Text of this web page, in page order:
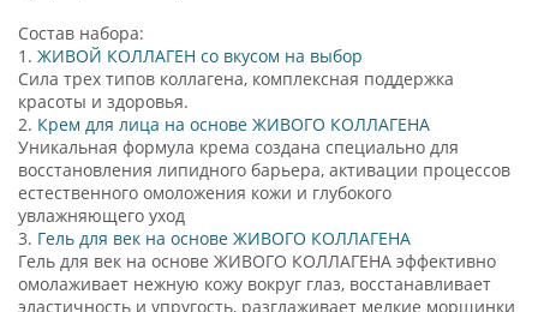
Состав набора:
1. ЖИВОЙ КОЛЛАГЕН со вкусом на выбор
Сила трех типов коллагена, комплексная поддержка
красоты и здоровья.
2. Крем для лица на основе ЖИВОГО КОЛЛАГЕНА
Уникальная формула крема создана специально для
восстановления липидного барьера, активации процессов
естественного омоложения кожи и глубокого
увлажняющего уход
3. Гель для век на основе ЖИВОГО КОЛЛАГЕНА
Гель для век на основе ЖИВОГО КОЛЛАГЕНА эффективно
омолаживает нежную кожу вокруг глаз, восстанавливает
эластичность и упругость, разглаживает мелкие морщинки